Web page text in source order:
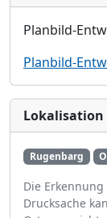
Planbild-
Planbild-
Lokalisation
Rugenbarg
Die
Drucksache